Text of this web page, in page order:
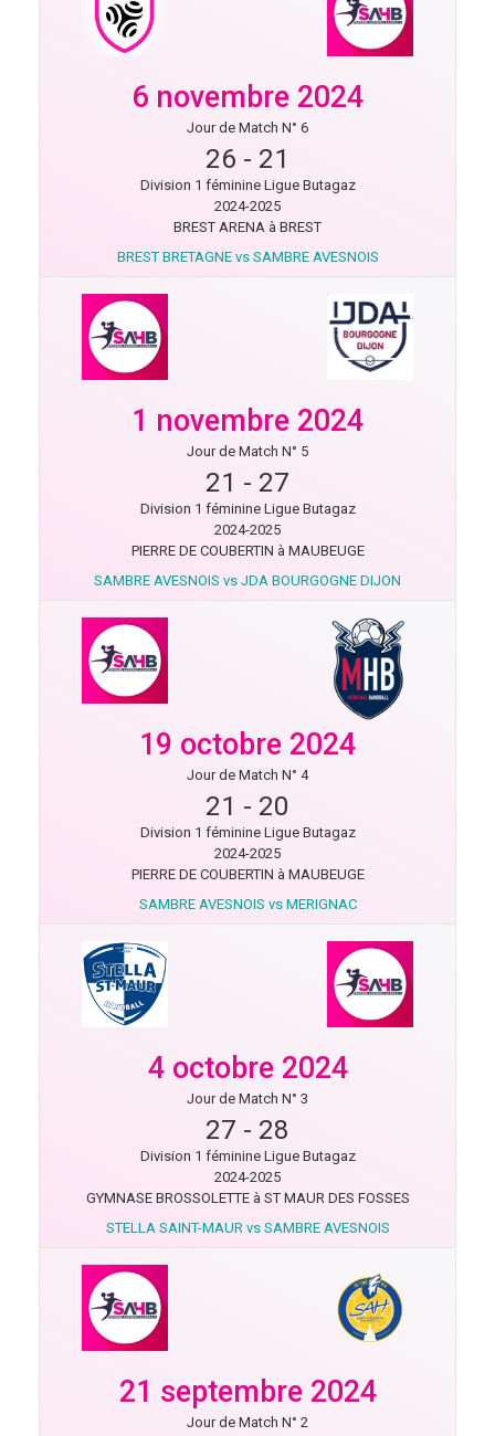
6 novembre 2024
Jour de Match N° 6
26 - 21
Division 1 féminine Ligue Butagaz
2024-2025
BREST ARENA à BREST
BREST BRETAGNE vs SAMBRE AVESNOIS
1 novembre 2024
Jour de Match N° 5
21 - 27
Division 1 féminine Ligue Butagaz
2024-2025
PIERRE DE COUBERTIN à MAUBEUGE
SAMBRE AVESNOIS vs JDA BOURGOGNE DIJON
19 octobre 2024
Jour de Match N° 4
21 - 20
Division 1 féminine Ligue Butagaz
2024-2025
PIERRE DE COUBERTIN à MAUBEUGE
SAMBRE AVESNOIS vs MERIGNAC
4 octobre 2024
Jour de Match N° 3
27 - 28
Division 1 féminine Ligue Butagaz
2024-2025
GYMNASE BROSSOLETTE à ST MAUR DES FOSSES
STELLA SAINT-MAUR vs SAMBRE AVESNOIS
21 septembre 2024
Jour de Match N° 2